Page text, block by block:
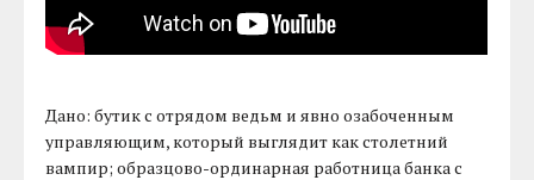
Дано: бутик с отрядом ведьм и явно озабоченным
управляющим, который выглядит как столетний
вампир; образцово-ординарная работница банка с